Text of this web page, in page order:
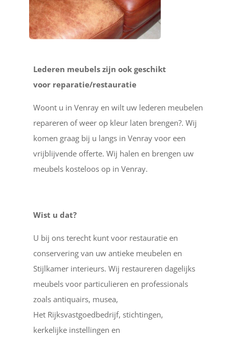
Lederen meubels zijn ook geschikt
voor reparatie/restauratie
Woont u in Venray en wilt uw lederen meubelen
repareren of weer op kleur laten brengen?. Wij
komen graag bij u langs in Venray voor een
vrijblijvende offerte. Wij halen en brengen uw
meubels kosteloos op in Venray.
Wist u dat?
U bij ons terecht kunt voor restauratie en
conservering van uw antieke meubelen en
Stijlkamer interieurs. Wij restaureren dagelijks
meubels voor particulieren en professionals
zoals antiquairs, musea,
Het Rijksvastgoedbedrijf, stichtingen,
kerkelijke instellingen en